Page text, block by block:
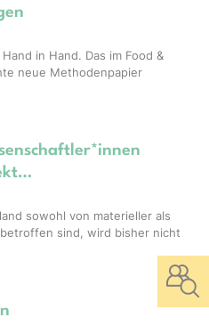
in Hand. Das im Food &
neue Methodenpapier
sowohl von materieller als
sind, wird bisher nicht